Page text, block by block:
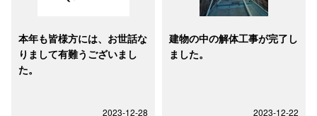
本年も皆様方には、お世話な
りまして有難うございまし
た。
2023-12-28
建物の中の解体工事が完了し
ました。
2023-12-22